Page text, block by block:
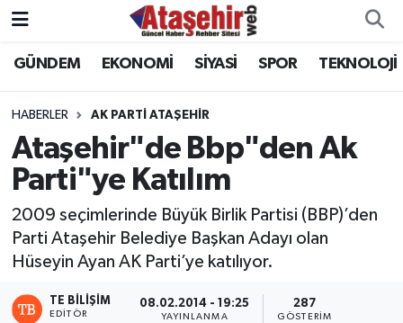
GÜNDEM EKONOMİ SİYASİ SPOR TEKNOLOJİ
HABERLER AK PARTİ ATAŞEHİR
Ataşehir"de Bbp"den Ak
Parti"ye Katılım
2009 seçimlerinde Büyük Birlik Partisi (BBP)’den
Parti Ataşehir Belediye Başkan Adayı olan
Hüseyin Ayan AK Parti’ye katılıyor.
TE BILIŞIM
EDITÖR
08.02.2014 - 19:25
YAYINLANMA
287
GÖSTERIM
Hava Durumu
Trafik Durumu
Süper Lig Puan Durumu ve Fikstür
Tüm Manşetler
Son Dakika Haberleri
Haber Arşivi